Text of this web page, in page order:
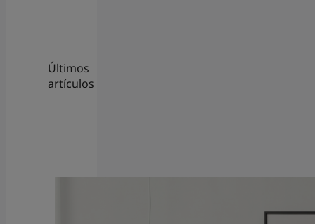
Últimos
artículos